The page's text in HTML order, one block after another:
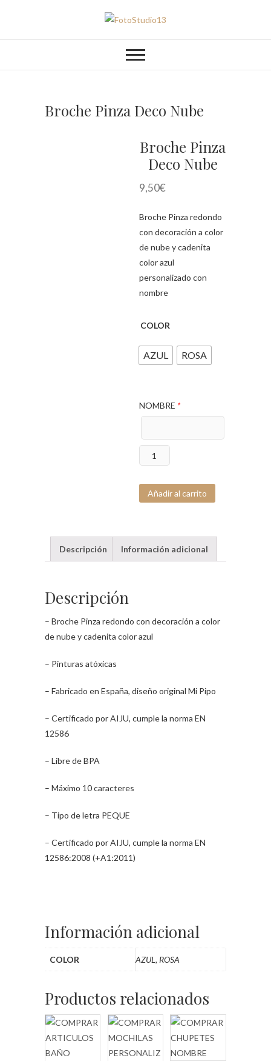
contenido
FotoStudio13
Broche Pinza Deco Nube
Broche Pinza
Deco Nube
9,50€
Broche Pinza redondo
con decoración a color
de nube y cadenita
color azul
personalizado con
nombre
COLOR
AZUL ROSA
NOMBRE *
Broche
Pinza
Deco
Nube
Añadir al carrito
Descripción Información adicional
Descripción
– Broche Pinza redondo con decoración a color
de nube y cadenita color azul
– Pinturas atóxicas
– Fabricado en España, diseño original Mi Pipo
– Certificado por AIJU, cumple la norma EN
12586
– Libre de BPA
– Máximo 10 caracteres
– Tipo de letra PEQUE
– Certificado por AIJU, cumple la norma EN
12586:2008 (+A1:2011)
Información adicional
COLOR AZUL, ROSA
Productos relacionados